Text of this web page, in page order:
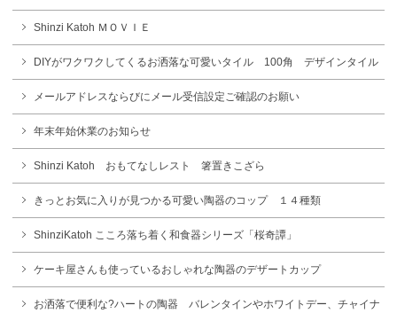
Shinzi Katoh ＭＯＶＩＥ
DIYがワクワクしてくるお洒落な可愛いタイル 100角 デザインタイル
メールアドレスならびにメール受信設定ご確認のお願い
年末年始休業のお知らせ
Shinzi Katoh おもてなしレスト 箸置きこざら
きっとお気に入りが見つかる可愛い陶器のコップ １４種類
ShinziKatoh こころ落ち着く和食器シリーズ「桜奇譚」
ケーキ屋さんも使っているおしゃれな陶器のデザートカップ
お洒落で便利な?ハートの陶器 バレンタインやホワイトデー、チャイナ